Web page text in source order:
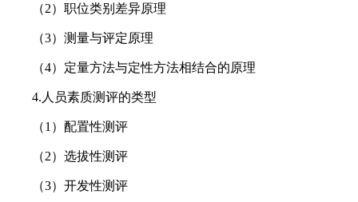
（2）职位类别差异原理
（3）测量与评定原理
（4）定量方法与定性方法相结合的原理
4.人员素质测评的类型
（1）配置性测评
（2）选拔性测评
（3）开发性测评